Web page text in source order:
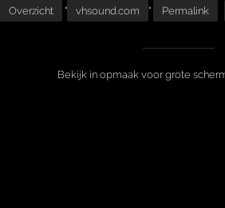
Overzicht " vhsound.com " Permalink
Bekijk in opmaak voor grote